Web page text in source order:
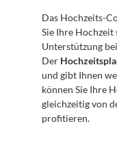
Das Hochzeits-
Sie Ihre Hochzeit
Unterstützung
Der
und gibt Ihnen
können Sie Ihre
gleichzeitig von
profitieren.